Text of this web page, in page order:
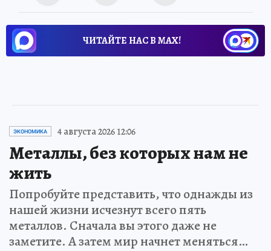
ЧИТАЙТЕ НАС В МАХ!
ЭКОНОМИКА 4 августа 2026 12:06
Металлы, без которых нам не
жить
Попробуйте представить, что однажды из
нашей жизни исчезнут всего пять
металлов. Сначала вы этого даже не
заметите. А затем мир начнет меняться…